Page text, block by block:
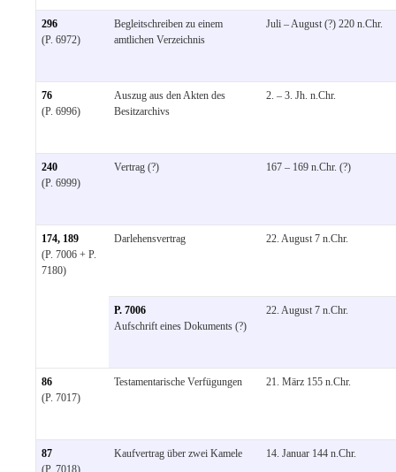
296
(P. 6972)
Begleitschreiben zu einem
amtlichen Verzeichnis
Juli – August (?) 220 n.Chr.
76
(P. 6996)
Auszug aus den Akten des
Besitzarchivs
2. – 3. Jh. n.Chr.
240
(P. 6999)
Vertrag (?) 167 – 169 n.Chr. (?)
174, 189
(P. 7006 + P.
7180)
Darlehensvertrag 22. August 7 n.Chr.
P. 7006
Aufschrift eines Dokuments (?)
22. August 7 n.Chr.
86
(P. 7017)
Testamentarische Verfügungen 21. März 155 n.Chr.
87
(P. 7018)
Kaufvertrag über zwei Kamele 14. Januar 144 n.Chr.